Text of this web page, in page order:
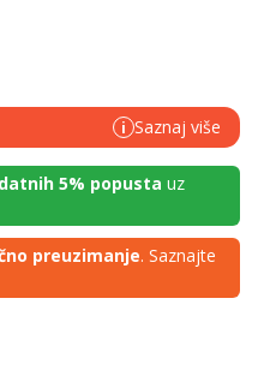
i Saznaj više
5% popusta uz
preuzimanje. Saznajte